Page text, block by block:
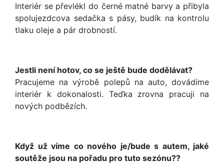
Interiér se převlékl do černé matné barvy a přibyla
spolujezdcova sedačka s pásy, budík na kontrolu
tlaku oleje a pár drobností.
Jestli není hotov, co se ještě bude dodělávat?
Pracujeme na výrobě polepů na auto, dovádíme
interiér k dokonalosti. Teďka zrovna pracuji na
nových podbězích.
Když už víme co nového je/bude s autem, jaké
soutěže jsou na pořadu pro tuto sezónu??